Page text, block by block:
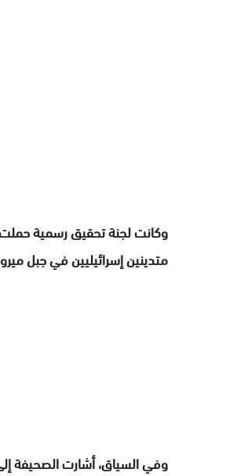
متدينين إسرائيليين في جبل ميرون (شمال) عام 2021، أدى إلى مصرع
وفي السياق، أشارت الصحيفة